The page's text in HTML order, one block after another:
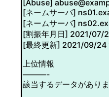
[Abuse]
[ネームサーバ]
[ネームサーバ]
[割振年月日] 2021/07/
[最終更新] 2021/09/24
上位情報
———-
該当するデータがありま